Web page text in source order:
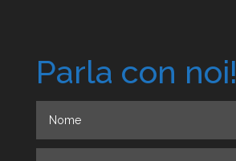
Parla con noi!